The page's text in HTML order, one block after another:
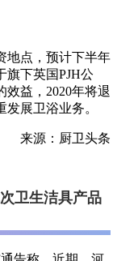
地点，预计下半年
旗下英国PJH公
益，2020年将退
展卫浴业务。
来源：厨卫头条
卫生洁具产品